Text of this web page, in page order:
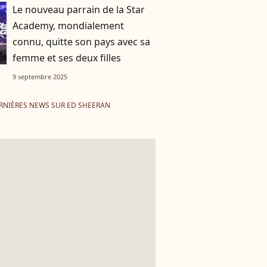
Le nouveau parrain de la Star
Academy, mondialement
connu, quitte son pays avec sa
femme et ses deux filles
9 septembre 2025
NEWS SUR ED SHEERAN